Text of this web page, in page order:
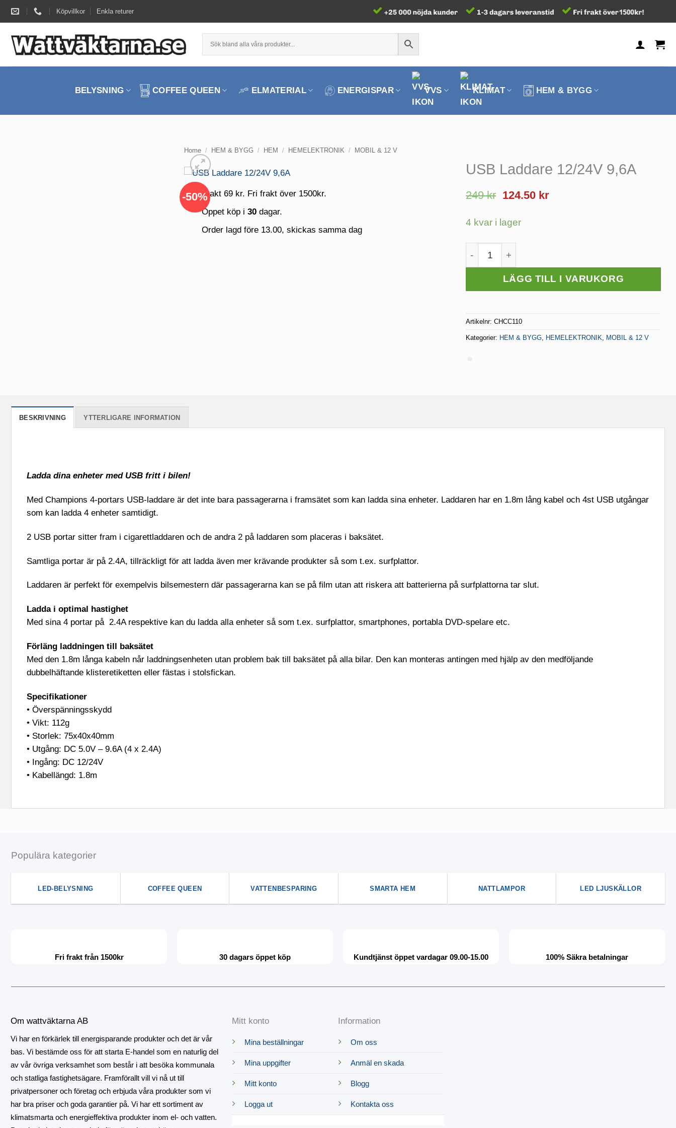
Skip
Köpvillkor Enkla returer
BELYSNING COFFEE QUEEN ELMATERIAL ENERGISPAR VVS KLIMAT HEM & BYGG
Home / HEM & BYGG / HEM / HEMELEKTRONIK / MOBIL & 12 V
-50%Frakt 69 kr. Fri frakt över 1500kr.
Öppet köp i30 dagar.
Order lagd före 13.00, skickas samma dag
USB Laddare 12/24V 9,6A
249kr Det
var:
124.50 krDet
4 kvar i lager
LÄGG TILL I VARUKORG
Artikelnr: CHCC110
Kategorier: HEM & BYGG, HEMELEKTRONIK, MOBIL & 12 V
BESKRIVNING YTTERLIGARE INFORMATION
Ladda dina enheter med USB fritt i bilen!
Med Champions 4-portars USB-laddare är det inte bara passagerarna i framsätet som kan ladda sina enheter. Laddaren har en 1.8m lång kabel och 4st USB utgångar
som kan ladda 4 enheter samtidigt.
2 USB portar sitter fram i cigarettladdaren och de andra 2 på laddaren som placeras i baksätet.
Samtliga portar är på 2.4A, tillräckligt för att ladda även mer krävande produkter så som t.ex. surfplattor.
Laddaren är perfekt för exempelvis bilsemestern där passagerarna kan se på film utan att riskera att batterierna på surfplattorna tar slut.
Ladda i optimal hastighet
Med sina 4 portar på 2.4A respektive kan du ladda alla enheter så som t.ex. surfplattor, smartphones, portabla DVD-spelare etc.
Förläng laddningen till baksätet
Med den 1.8m långa kabeln når laddningsenheten utan problem bak till baksätet på alla bilar. Den kan monteras antingen med hjälp av den medföljande
dubbelhäftande klisteretiketten eller fästas i stolsfickan.
Specifikationer
• Överspänningsskydd
• Vikt: 112g
• Storlek: 75x40x40mm
• Utgång: DC 5.0V – 9.6A (4 x 2.4A)
• Ingång: DC 12/24V
• Kabellängd: 1.8m
Populära kategorier
LED-BELYSNING COFFEE QUEEN VATTENBESPARING SMARTA HEM NATTLAMPOR LED LJUSKÄLLOR
Fri frakt från 1500kr 30 dagars öppet köp Kundtjänst öppet vardagar 09.00-15.00 100% Säkra betalningar
Om wattväktarna AB
Vi har en förkärlek till energisparande produkter och det är vår
bas. Vi bestämde oss för att starta E-handel som en naturlig del
av vår övriga verksamhet som består i att besöka kommunala
och statliga fastighetsägare. Framförallt vill vi nå ut till
privatpersoner och företag och erbjuda våra produkter som vi
har bra priser och goda garantier på. Vi har ett sortiment av
klimatsmarta och energieffektiva produkter inom el- och vatten.
Mitt konto
Mina beställningar
Mina uppgifter
Mitt konto
Logga ut
Information
Om oss
Anmäl en skada
Blogg
Kontakta oss